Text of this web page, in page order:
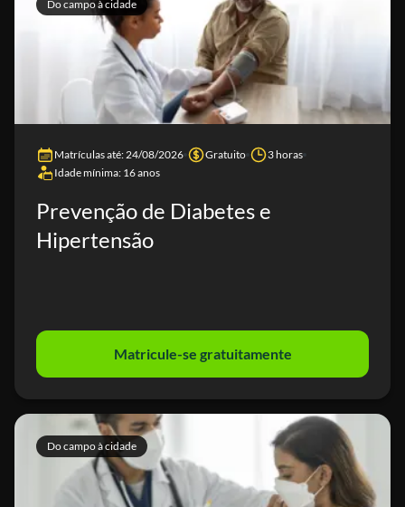
Do campo à cidade
Matrículas até: 24/08/2026 Gratuito
3 horas
Idade mínima: 16 anos
Prevenção de Diabetes e
Hipertensão
Matricule-se gratuitamente
Do campo à cidade